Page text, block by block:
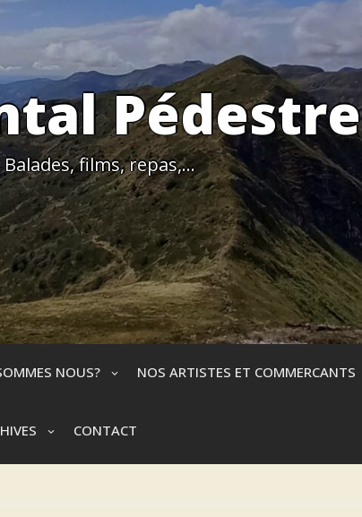
Pédestre
films, repas,…
NOUS? NOS ARTISTES ET COMMERCANTS
CONTACT